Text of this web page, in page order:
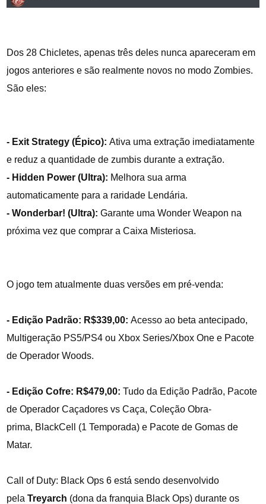
Dos 28 Chicletes, apenas três deles nunca apareceram em
jogos anteriores e são realmente novos no modo Zombies.
São eles:
- Exit Strategy (Épico):Ativa uma extração imediatamente
e reduz a quantidade de zumbis durante a extração.
- Hidden Power (Ultra): Melhora sua arma
automaticamente para a raridade Lendária.
- Wonderbar! (Ultra): Garante uma Wonder Weapon na
próxima vez que comprar a Caixa Misteriosa.
O jogo tem atualmente duas versões em pré-venda:
- Edição Padrão: R$339,00: Acesso ao beta antecipado,
Multigeração PS5/PS4 ou Xbox Series/Xbox One e Pacote
de Operador Woods.
- Edição Cofre: R$479,00:Tudo da Edição Padrão, Pacote
de Operador Caçadores vs Caça, Coleção Obra-
prima, BlackCell (1 Temporada) e Pacote de Gomas de
Matar.
Call of Duty: Black Ops 6 está sendo desenvolvido
pelaTreyarch (dona da franquia Black Ops) durante os